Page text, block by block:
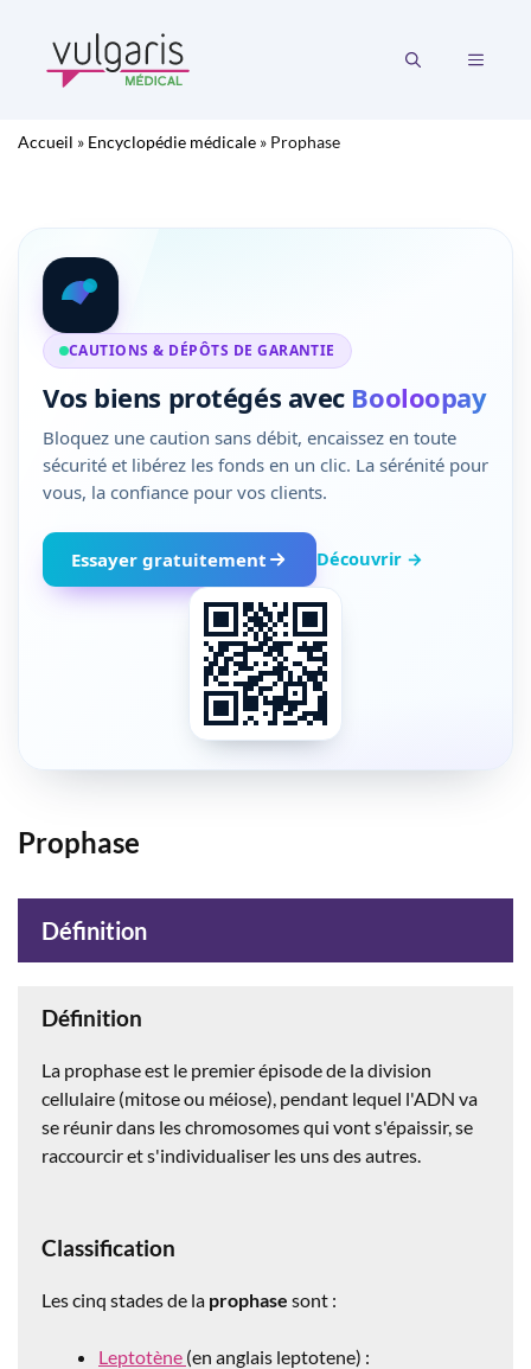
contenu
MENU
Accueil » Encyclopédie médicale » Prophase
CAUTIONS & DÉPÔTS DE GARANTIE
Vos biens protégés avec Booloopay
Bloquez une caution sans débit, encaissez en toute
sécurité et libérez les fonds en un clic. La sérénité pour
vous, la confiance pour vos clients.
Essayer gratuitement Découvrir →
Prophase
Définition
Définition
La prophase est le premier épisode de la division
cellulaire (mitose ou méiose), pendant lequel l'ADN va
se réunir dans les chromosomes qui vont s'épaissir, se
raccourcir et s'individualiser les uns des autres.
Classification
Les cinq stades de la prophase sont :
Leptotène (en anglais leptotene) :